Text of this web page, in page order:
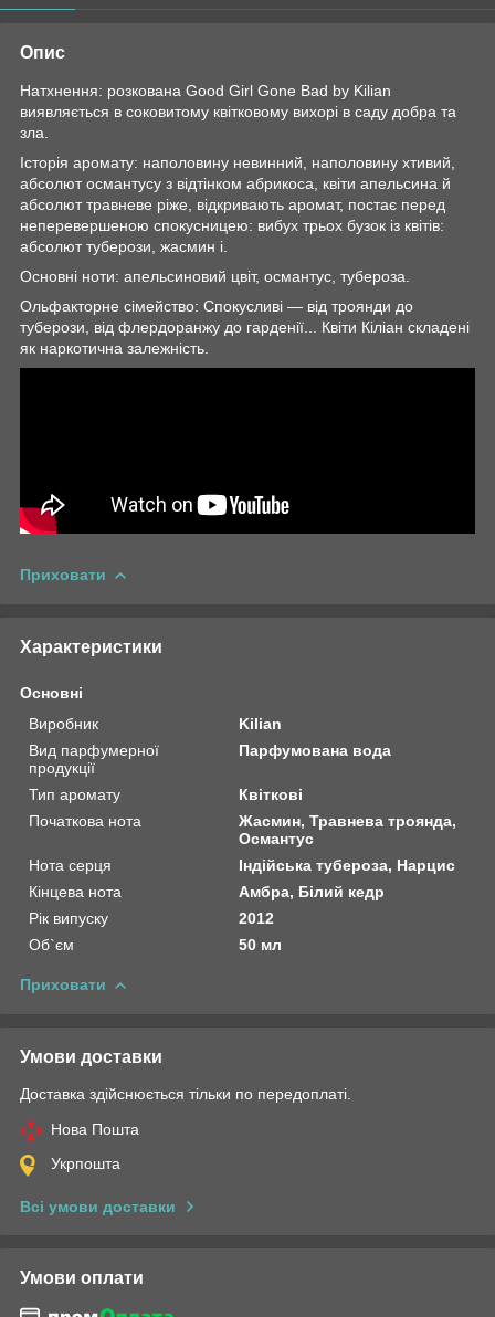
Опис
Натхнення: розкована Good Girl Gone Bad by Kilian
виявляється в соковитому квітковому вихорі в саду добра та
зла.
Історія аромату: наполовину невинний, наполовину хтивий,
абсолют османтусу з відтінком абрикоса, квіти апельсина й
абсолют травневе ріже, відкривають аромат, постає перед
неперевершеною спокусницею: вибух трьох бузок із квітів:
абсолют туберози, жасмин і.
Основні ноти: апельсиновий цвіт, османтус, тубероза.
Ольфакторне сімейство: Спокусливі — від троянди до
туберози, від флердоранжу до гарденії... Квіти Кіліан складені
як наркотична залежність.
Приховати
Характеристики
Основні
Виробник
Kilian
Вид парфумерної
продукції
Парфумована вода
Тип аромату
Квіткові
Початкова нота
Жасмин, Травнева троянда,
Османтус
Нота серця
Індійська тубероза, Нарцис
Кінцева нота
Амбра, Білий кедр
Рік випуску
2012
Об`єм
50 мл
Приховати
Умови доставки
Доставка здійснюється тільки по передоплаті.
Нова Пошта
Укрпошта
Всі умови доставки
Умови оплати